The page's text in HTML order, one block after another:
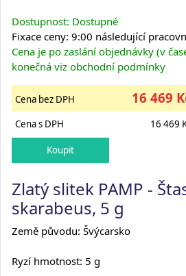
Dostupnost: Dostupné
Fixace ceny: 9:00 následující
Cena je po zaslání objednávky (v
konečná viz obchodní podmínky
Cena bez DPH 16 469
Cena s DPH
16 469
Zlatý slitek PAMP -
skarabeus, 5 g
Země původu: Švýcarsko
Ryzí hmotnost: 5 g